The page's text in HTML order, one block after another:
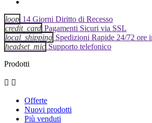
loop 14 Giorni Diritto di Recesso
credit_card Pagamenti Sicuri via SSL
local_shipping Spedizioni Rapide 24/72 ore
headset_mic Supporto telefonico
Prodotti
 
Offerte
Nuovi prodotti
Più venduti